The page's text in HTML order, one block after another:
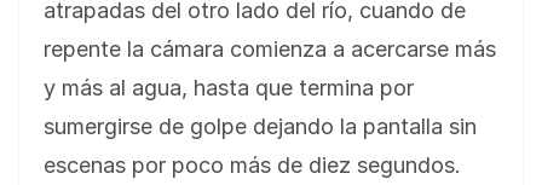
atrapadas del otro lado del río, cuando de
repente la cámara comienza a acercarse más
y más al agua, hasta que termina por
sumergirse de golpe dejando la pantalla sin
escenas por poco más de diez segundos.